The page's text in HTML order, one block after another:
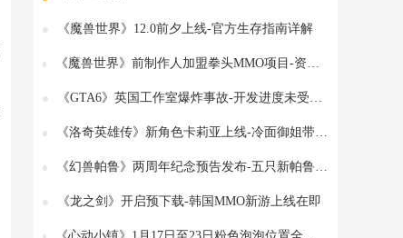
《魔兽世界》12.0前夕上线-官方生存指南详解
《魔兽世界》前制作人加盟拳头MMO项目-资深团队重启开发引期待
《GTA6》英国工作室爆炸事故-开发进度未受影响
《洛奇英雄传》新角色卡莉亚上线-冷面御姐带来全新战斗体验
《幻兽帕鲁》两周年纪念预告发布-五只新帕鲁首度亮相正式版
《龙之剑》开启预下载-韩国MMO新游上线在即